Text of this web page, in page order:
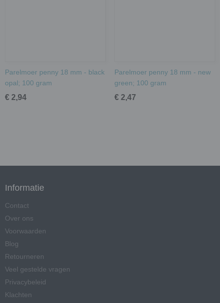
Parelmoer penny 18 mm - black
opal; 100 gram
€ 2,94
Parelmoer penny 18 mm - new
green; 100 gram
€ 2,47
Informatie
Contact
Over ons
Voorwaarden
Blog
Retourneren
Veel gestelde vragen
Privacybeleid
Klachten